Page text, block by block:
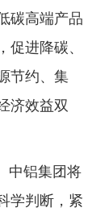
碳高端产品
促进降碳、
节约、集
济效益双
中铝集团将
学判断，紧